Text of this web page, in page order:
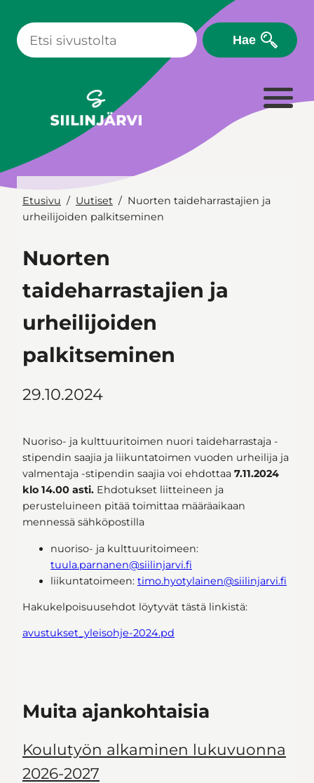
sisältöön
Hae
Etusivu Uutiset
Nuorten taideharrastajien ja
urheilijoiden palkitseminen
Nuorten
taideharrastajien ja
urheilijoiden
palkitseminen
29.10.2024
Nuoriso- ja kulttuuritoimen nuori taideharrastaja -
stipendin saajia ja liikuntatoimen vuoden urheilija ja
valmentaja -stipendin saajia voi ehdottaa 7.11.2024
klo 14.00 asti. Ehdotukset liitteineen ja
perusteluineen pitää toimittaa määräaikaan
mennessä sähköpostilla
nuoriso- ja kulttuuritoimeen:
tuula.parnanen@siilinjarvi.fi
liikuntatoimeen: timo.hyotylainen@siilinjarvi.fi
Hakukelpoisuusehdot löytyvät tästä linkistä:
avustukset_yleisohje-2024.pd
Muita ajankohtaisia
Koulutyön alkaminen lukuvuonna
2026-2027